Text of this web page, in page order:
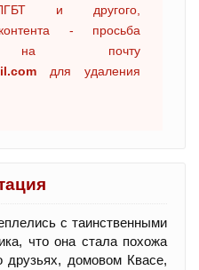
и другого,
- просьба
на почту
для удаления
с таинственными
что она стала похожа
домовом Квасе,